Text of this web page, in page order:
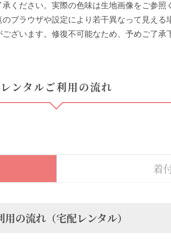
ください。実際の色味は生地画像をご参照
ブラウザや設定により若干異なって見える
ざいます。修復不可能なため、予めご了承
レンタルご利用の流れ
着
用の流れ（宅配レンタル）